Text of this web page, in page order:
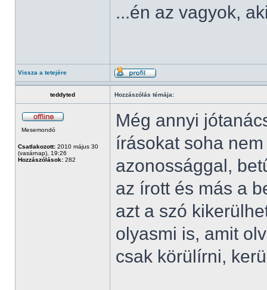
...én az vagyok,
Vissza a tetejére
teddyted Hozzászólás témája:
Mesemondó
Csatlakozott: 2010 május 30
(vasárnap), 19:26
Hozzászólások: 282
Még annyi
írásokat soha
azonossággal,
az írott és más a
azt a szó
olyasmi is, amit
csak körülírni,